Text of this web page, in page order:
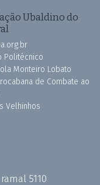
Ubaldino do
Politécnico
Monteiro Lobato
de Combate ao
Velhinhos
5110